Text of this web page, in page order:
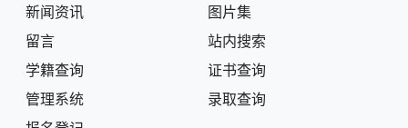
新闻资讯
图片集
留言
站内搜索
学籍查询
证书查询
管理系统
录取查询